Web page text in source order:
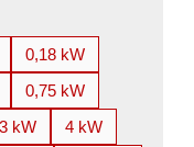
0,18 kW
0,75 kW
3 kW
4 kW